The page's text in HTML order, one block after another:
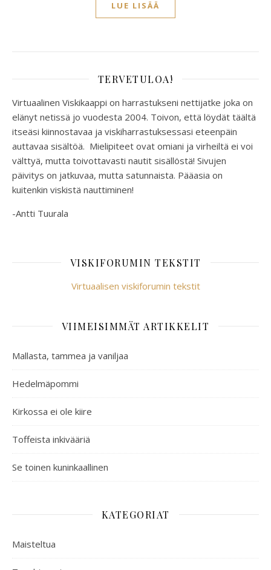
LUE LISÄÄ
TERVETULOA!
Virtuaalinen Viskikaappi on harrastukseni nettijatke joka on
elänyt netissä jo vuodesta 2004. Toivon, että löydät täältä
itseäsi kiinnostavaa ja viskiharrastuksessasi eteenpäin
auttavaa sisältöä. Mielipiteet ovat omiani ja virheiltä ei voi
välttyä, mutta toivottavasti nautit sisällöstä! Sivujen
päivitys on jatkuvaa, mutta satunnaista. Pääasia on
kuitenkin viskistä nauttiminen!
-Antti Tuurala
VISKIFORUMIN TEKSTIT
Virtuaalisen viskiforumin tekstit
VIIMEISIMMÄT ARTIKKELIT
Mallasta, tammea ja vaniljaa
Hedelmäpommi
Kirkossa ei ole kiire
Toffeista inkivääriä
Se toinen kuninkaallinen
KATEGORIAT
Maisteltua